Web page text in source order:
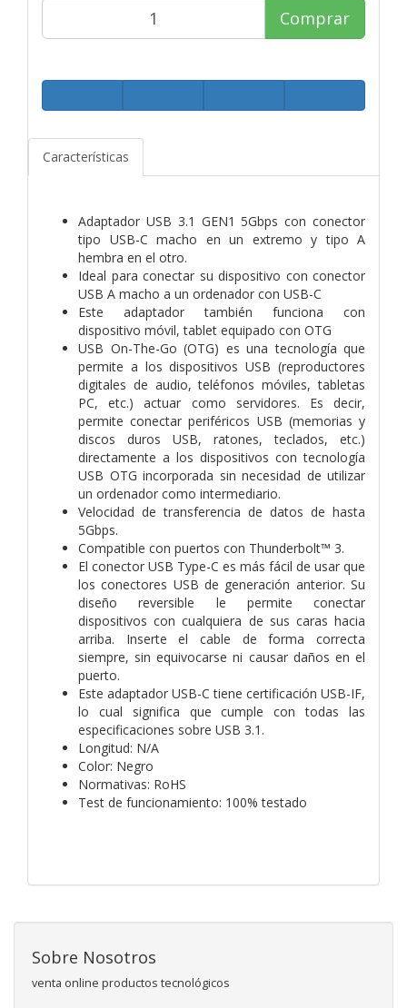
Comprar
Características
Adaptador USB 3.1 GEN1 5Gbps con conector
tipo USB-C macho en un extremo y tipo A
hembra en el otro.
Ideal para conectar su dispositivo con conector
USB A macho a un ordenador con USB-C
Este adaptador también funciona con
dispositivo móvil, tablet equipado con OTG
USB On-The-Go (OTG) es una tecnología que
permite a los dispositivos USB (reproductores
digitales de audio, teléfonos móviles, tabletas
PC, etc.) actuar como servidores. Es decir,
permite conectar periféricos USB (memorias y
discos duros USB, ratones, teclados, etc.)
directamente a los dispositivos con tecnología
USB OTG incorporada sin necesidad de utilizar
un ordenador como intermediario.
Velocidad de transferencia de datos de hasta
5Gbps.
Compatible con puertos con Thunderbolt™ 3.
El conector USB Type-C es más fácil de usar que
los conectores USB de generación anterior. Su
diseño reversible le permite conectar
dispositivos con cualquiera de sus caras hacia
arriba. Inserte el cable de forma correcta
siempre, sin equivocarse ni causar daños en el
puerto.
Este adaptador USB-C tiene certificación USB-IF,
lo cual significa que cumple con todas las
especificaciones sobre USB 3.1.
Longitud: N/A
Color: Negro
Normativas: RoHS
Test de funcionamiento: 100% testado
Sobre Nosotros
venta online productos tecnológicos